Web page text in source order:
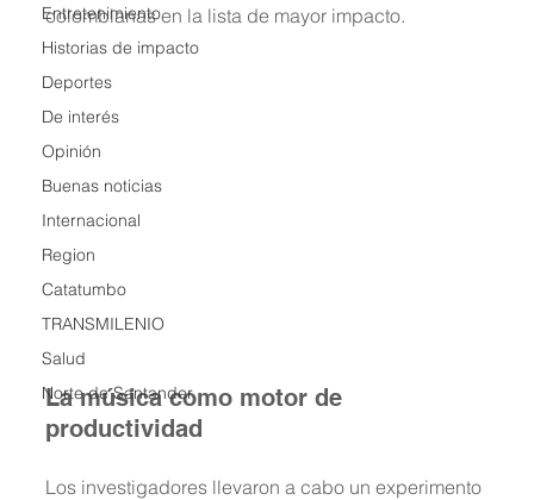
Entretenimiento
Historias de impacto
Deportes
De interés
Opinión
Buenas noticias
Internacional
Region
Catatumbo
TRANSMILENIO
Salud
Norte de Santander
colombianas en la lista de mayor impacto.
La música como motor de
productividad
Los investigadores llevaron a cabo un experimento